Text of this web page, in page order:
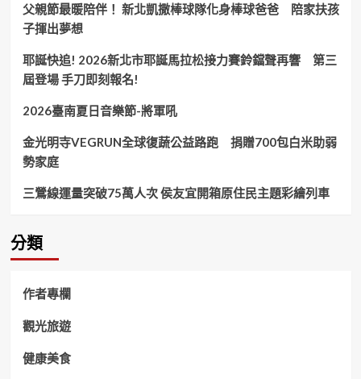
父親節最暖陪伴！ 新北凱撒棒球隊化身棒球爸爸 陪家扶孩
子揮出夢想
耶誕快追! 2026新北市耶誕馬拉松接力賽鈴鐺聲再響 第三
屆登場 手刀即刻報名!
2026臺南夏日音樂節-將軍吼
金光明寺VEGRUN全球復蔬公益路跑 捐贈700包白米助弱
勢家庭
三鶯線運量突破75萬人次 侯友宜開箱原住民主題彩繪列車
分類
作者專欄
觀光旅遊
健康美食